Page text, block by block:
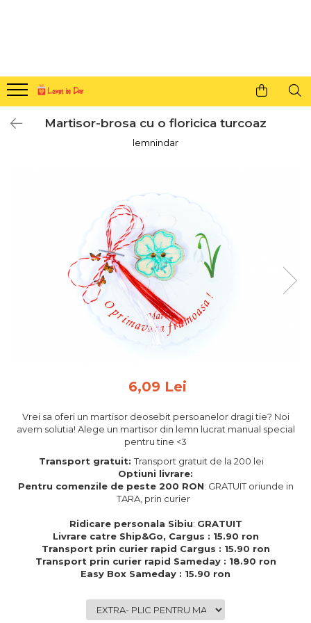
Agende din lemn
Agende 10x10
Semne de carte
Decoratiuni pentru cei dragi
Decoratiuni cu peisaje de iarna
Magneti de Craciun
Jucarii din lemn
Cercei din lemn
Insigne
Felicitari din lemn
Felicitari pentru cei dragi
Rame foto din lemn
Aromaterapie
Papioane din lemn
Decoratiuni pentru casa
Genti si portofele barbati din
Martisor-brosa cu o floricica turcoaz
lemnindar
6,09 Lei
Vrei sa oferi un martisor deosebit persoanelor dragi tie? Noi
avem solutia! Alege un martisor din lemn lucrat manual special
pentru tine <3
Transport gratuit:Transport gratuit de la 200 lei
Optiuni livrare:
Pentru comenzile de peste 200 RON: GRATUIT oriunde in
TARA, prin curier
Ridicare personala Sibiu: GRATUIT
Livrare catre Ship&Go, Cargus : 15.90 ron
Transport prin curier rapid Cargus : 15.90 ron
Transport prin curier rapid Sameday : 18.90 ron
Easy Box Sameday : 15.90 ron